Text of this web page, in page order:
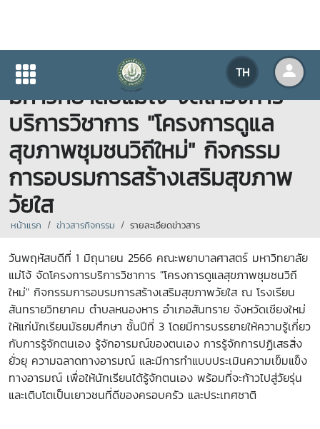
TH
คณะพยาบาลศาสตร์
มหาวิทยาลัยแม่โจ้ จัดโครงการ
บริการวิชาการ "โครงการดูแล
สุขภาพชุมชนวิถีใหม่" กิจกรรม
การอบรมการสร้างเสริมสุขภาพ
วัยใส
หน้าแรก ข่าวสารกิจกรรม รายละเอียดข่าวสาร
วันพฤหัสบดีที่ 1 มิถุนายน 2566 คณะพยาบาลศาสตร์ มหาวิทยาลัย
แม่โจ้ จัดโครงการบริการวิชาการ "โครงการดูแลสุขภาพชุมชนวิถี
ใหม่" กิจกรรมการอบรมการสร้างเสริมสุขภาพวัยใส ณ โรงเรียน
สันทรายวิทยาคม ตำบลหนองหาร อำเภอสันทราย จังหวัดเชียงใหม่
ให้แก่นักเรียนมัธยมศึกษา ชั้นปีที่ 3 โดยมีการบรรยายให้ความรู้เกี่ยว
กับการรู้จักตนเอง รู้จักอารมณ์ของตนเอง การรู้จักการปฏิเสธสิ่ง
ยั่วยุ ความฉลาดทางอารมณ์ และมีการทำแบบประเมินความเข็มแข็ง
ทางอารมณ์ เพื่อให้นักเรียนได้รู้จักตนเอง พร้อมที่จะก้าวไปสู่วัยรุ่น
และเติบโตเป็นเยาวชนที่ดีของครอบครัว และประเทศชาติ